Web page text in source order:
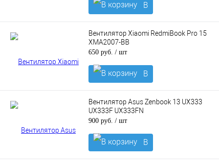
В
корзину
Вентилятор Xiaomi RedmiBook Pro 15
XMA2007-BB
650 руб. / шт
В
корзину
Вентилятор Asus Zenbook 13 UX333
UX333F UX333FN
900 руб. / шт
В
корзину